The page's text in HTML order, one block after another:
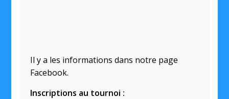
Il y a les informations dans notre page
Facebook.
Inscriptions au tournoi :